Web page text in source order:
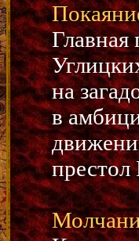
Главная
на
в